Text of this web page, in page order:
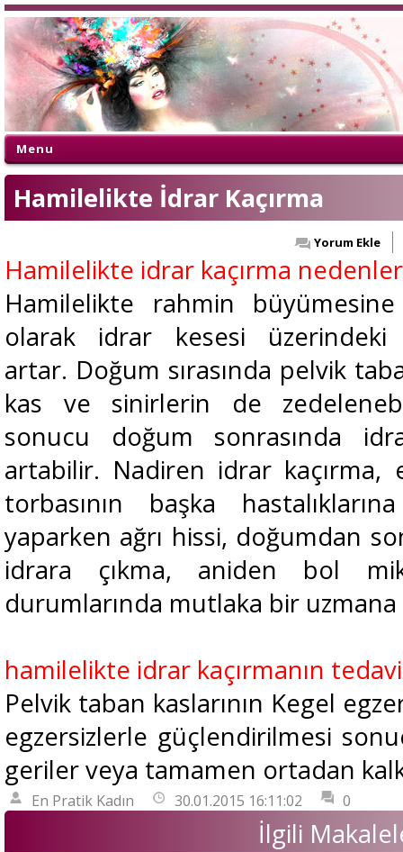
Menu
Hamilelikte İdrar Kaçırma
Yorum Ekle
Hamilelikte idrar kaçırma
Hamilelikte rahmin büyümesine
olarak idrar kesesi üzerindeki
artar. Doğum sırasında pelvik
kas ve sinirlerin de
sonucu doğum sonrasında
artabilir. Nadiren idrar kaçırma,
torbasının başka
yaparken ağrı hissi, doğumdan
idrara çıkma, aniden bol
durumlarında mutlaka bir uzmana
hamilelikte idrar kaçırmanın
Pelvik taban kaslarının Kegel
egzersizlerle güçlendirilmesi
geriler veya tamamen ortadan
En Pratik Kadın 30.01.2015 16:11:02 0
İlgili